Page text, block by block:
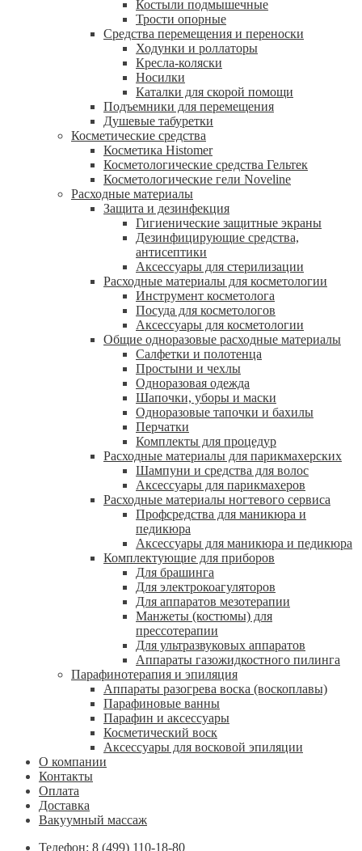
Костыли подмышечные
Трости опорные
Средства перемещения и переноски
Ходунки и роллаторы
Кресла-коляски
Носилки
Каталки для скорой помощи
Подъемники для перемещения
Душевые табуретки
Косметические средства
Косметика Histomer
Косметологические средства Гельтек
Косметологические гели Noveline
Расходные материалы
Защита и дезинфекция
Гигиенические защитные экраны
Дезинфицирующие средства,
антисептики
Аксессуары для стерилизации
Расходные материалы для косметологии
Инструмент косметолога
Посуда для косметологов
Аксессуары для косметологии
Общие одноразовые расходные материалы
Салфетки и полотенца
Простыни и чехлы
Одноразовая одежда
Шапочки, уборы и маски
Одноразовые тапочки и бахилы
Перчатки
Комплекты для процедур
Расходные материалы для парикмахерских
Шампуни и средства для волос
Аксессуары для парикмахеров
Расходные материалы ногтевого сервиса
Профсредства для маникюра и
педикюра
Аксессуары для маникюра и педикюра
Комплектующие для приборов
Для брашинга
Для электрокоагуляторов
Для аппаратов мезотерапии
Манжеты (костюмы) для
прессотерапии
Для ультразвуковых аппаратов
Аппараты газожидкостного пилинга
Парафинотерапия и эпиляция
Аппараты разогрева воска (воскоплавы)
Парафиновые ванны
Парафин и аксессуары
Косметический воск
Аксессуары для восковой эпиляции
О компании
Контакты
Оплата
Доставка
Вакуумный массаж
Телефон: 8 (499) 110-18-80